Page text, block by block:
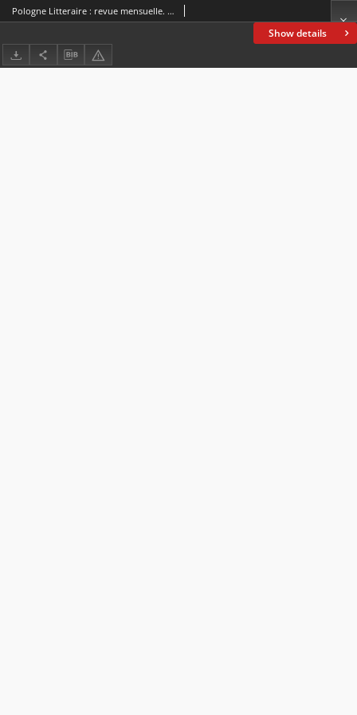
Show details
Pologne Litteraire : revue mensuelle. A. 4, 1929, nr 33 (15 juin)